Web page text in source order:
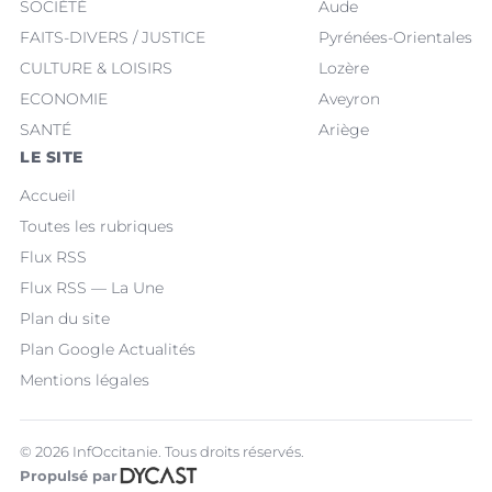
SOCIÉTÉ
FAITS-DIVERS / JUSTICE
CULTURE & LOISIRS
ECONOMIE
SANTÉ
Aude
Pyrénées-Orientales
Lozère
Aveyron
Ariège
LE SITE
Accueil
Toutes les rubriques
Flux RSS
Flux RSS — La Une
Plan du site
Plan Google Actualités
Mentions légales
© 2026 InfOccitanie. Tous droits réservés.
Propulsé par